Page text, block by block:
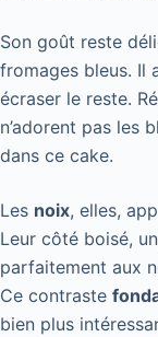
Son goût reste
fromages bleus. Il
écraser le reste.
n’adorent pas les
dans ce cake.
Les noix, elles,
Leur côté boisé,
parfaitement aux
Ce contraste
bien plus